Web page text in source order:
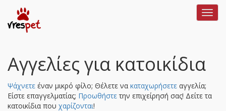
Αγγελίες για κατοικίδια
Ψάχνετε έναν μικρό φίλο; Θέλετε να καταχωρήσετε αγγελία;
Είστε επαγγελματίας; Προωθήστε την επιχείρησή σας! Δείτε τα
κατοικίδια που χαρίζονται!